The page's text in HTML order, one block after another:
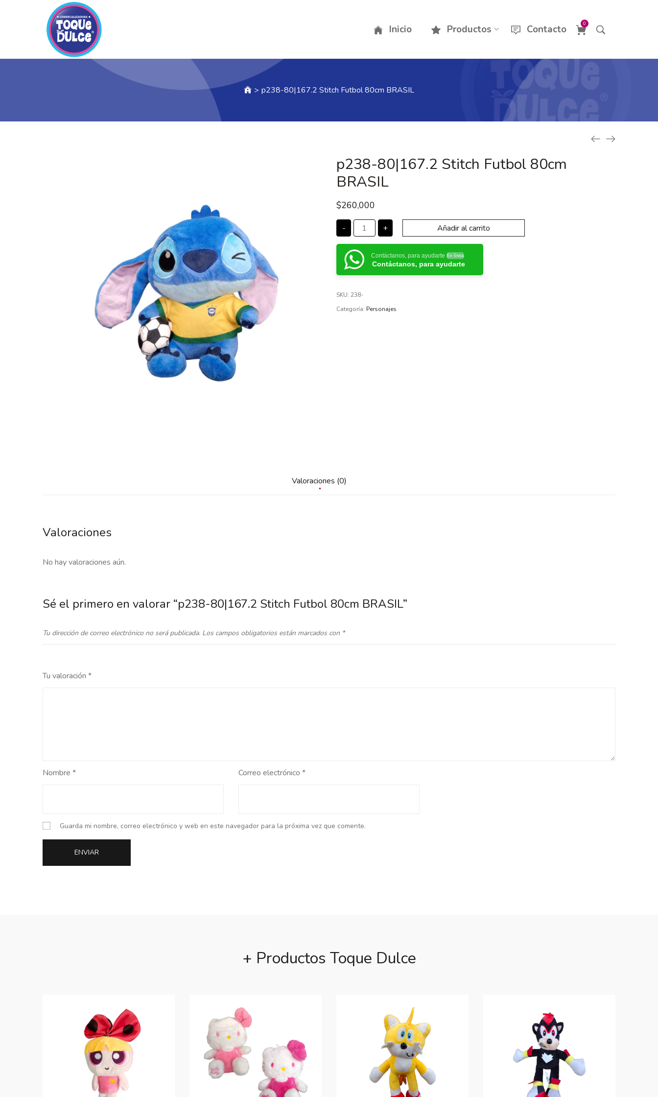
Inicio Productos Contacto 0
> p238-80|167.2 Stitch Futbol 80cm BRASIL
p238-80|167.2 Stitch Futbol 80cm
BRASIL
$260,000
- + Añadir al carrito
Contáctanos, para ayudarte En línea
Contáctanos, para ayudarte
SKU: 238-
Categoría: Personajes
Valoraciones (0)
Valoraciones
No hay valoraciones aún.
Sé el primero en valorar “p238-80|167.2 Stitch Futbol 80cm BRASIL”
Tu dirección de correo electrónico no será publicada. Los campos obligatorios están marcados con *
Tu valoración *
Nombre * Correo electrónico *
Guarda mi nombre, correo electrónico y web en este navegador para la próxima vez que comente.
+ Productos Toque Dulce